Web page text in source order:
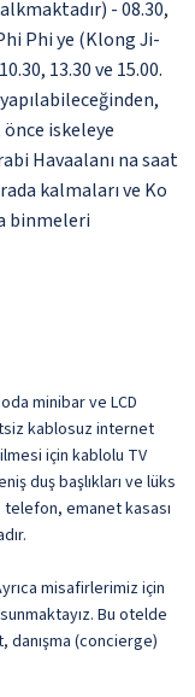
- 08.30,
Phi ye (Klong Ji-
13.30 ve 15.00.
iskeleye
Havaalanı na saat
kalmaları ve Ko
binmeleri
minibar ve LCD
kablosuz internet
için kablolu TV
duş başlıkları ve lüks
emanet kasası
misafirlerimiz için
Bu otelde
(concierge)